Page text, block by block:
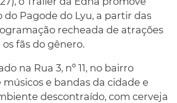
do Pagode do Lyu, a partir das
recheada de atrações
fãs do gênero.
na Rua 3, nº 11, no bairro
e bandas da cidade e
descontraído, com cerveja